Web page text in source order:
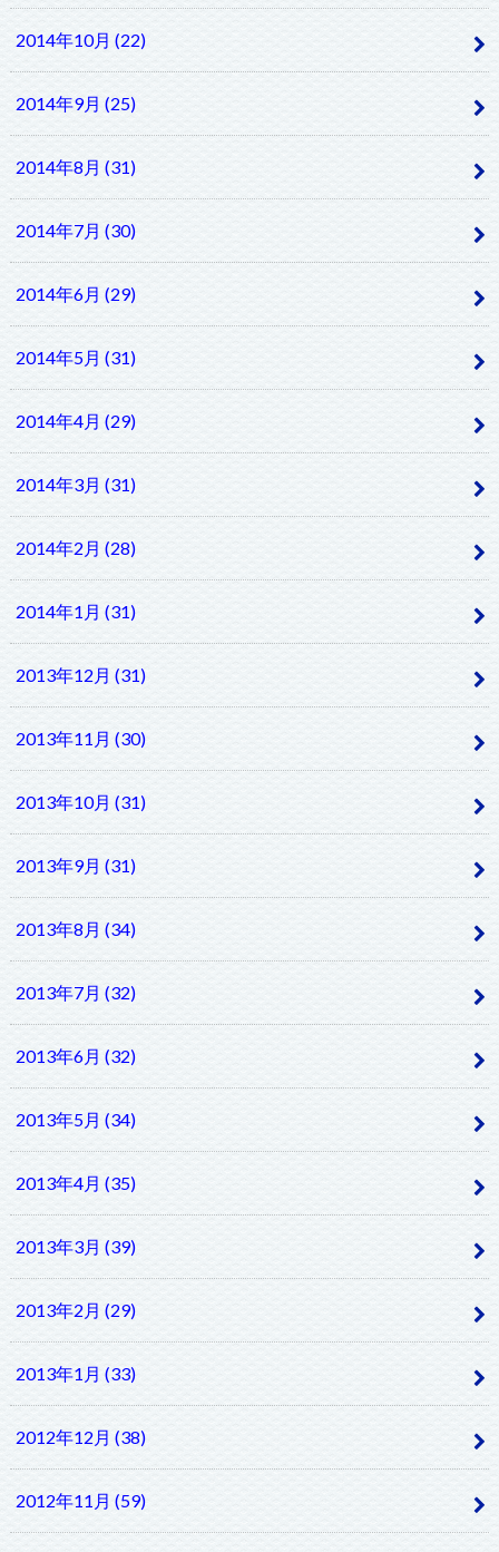
2014年10月 (22)
2014年9月 (25)
2014年8月 (31)
2014年7月 (30)
2014年6月 (29)
2014年5月 (31)
2014年4月 (29)
2014年3月 (31)
2014年2月 (28)
2014年1月 (31)
2013年12月 (31)
2013年11月 (30)
2013年10月 (31)
2013年9月 (31)
2013年8月 (34)
2013年7月 (32)
2013年6月 (32)
2013年5月 (34)
2013年4月 (35)
2013年3月 (39)
2013年2月 (29)
2013年1月 (33)
2012年12月 (38)
2012年11月 (59)